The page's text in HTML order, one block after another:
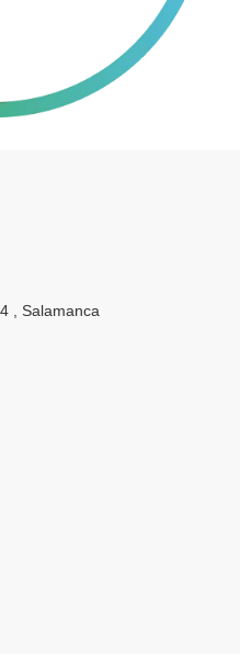
, Salamanca